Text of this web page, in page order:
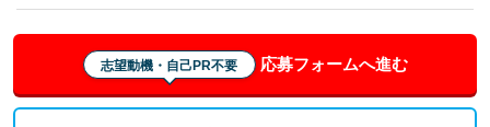
志望動機・自己PR不要 応募フォームへ進む